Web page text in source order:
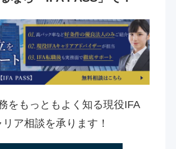
をもっともよく知る現役IFA
ア相談を承ります！